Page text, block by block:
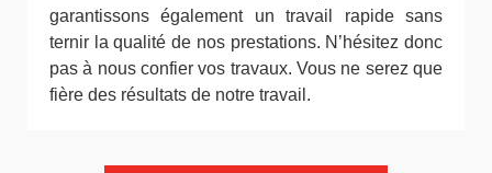
garantissons également un travail rapide sans
ternir la qualité de nos prestations. N’hésitez donc
pas à nous confier vos travaux. Vous ne serez que
fière des résultats de notre travail.